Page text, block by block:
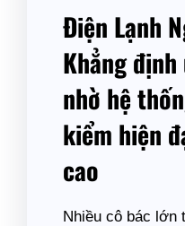
Điện Lạnh
Khẳng
nhờ hệ
kiểm hiện
cao
Nhiều cô bác lớn